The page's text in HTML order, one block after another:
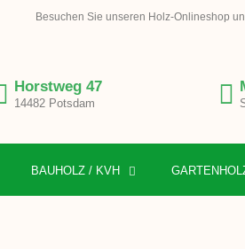
Besuchen Sie unseren Holz-Onlineshop
Horstweg 47
14482 Potsdam
BAUHOLZ / KVH